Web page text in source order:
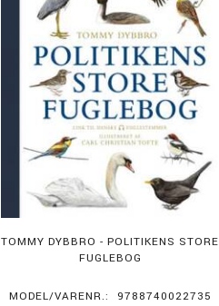
TOMMY DYBBRO - POLITIKENS STORE
FUGLEBOG
MODEL/VARENR.:
9788740022735